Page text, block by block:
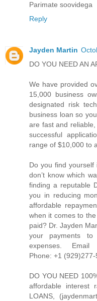
Parimate soovidega
Reply
Jayden Martin
DO YOU NEED AN
We have provided
15,000 business
designated risk
business loan so
are fast and
successful
range of $10,000 to
Do you find
don’t know which
finding a reputable
you in reducing
affordable
when it comes to
paid? Dr. Jayden
your payments
expenses. Email
Phone: +1 (929)277-
DO YOU NEED
affordable interest
LOANS,